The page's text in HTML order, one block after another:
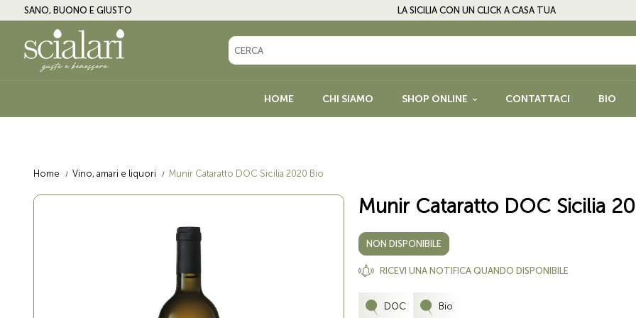
SANO, BUONO E GIUSTO LA SICILIA CON UN CLICK A CASA TUA
HOME CHI SIAMO SHOP ONLINE
ANTIPASTI, CONTORNI E
CREME DOLCI, CONFETTURE E
DOLCI
CONTATTACI BIO
Home Vino, amari e liquori Munir Cataratto DOC Sicilia 2020 Bio
Munir Cataratto DOC Sicilia
NON DISPONIBILE
RICEVI UNA NOTIFICA QUANDO DISPONIBILE
DOC Bio